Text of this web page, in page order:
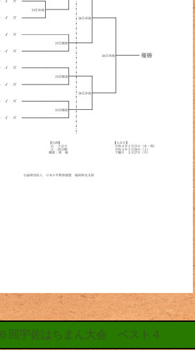
回宇佐はちまん大会 ベスト４